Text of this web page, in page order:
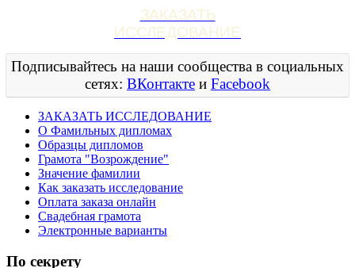
ЗАКАЗАТЬ
ИССЛЕДОВАНИЕ
Подписывайтесь на наши сообщества в социальных
сетях: ВКонтакте и Facebook
ЗАКАЗАТЬ ИССЛЕДОВАНИЕ
О Фамильных дипломах
Образцы дипломов
Грамота "Возрождение"
Значение фамилии
Как заказать исследование
Оплата заказа онлайн
Свадебная грамота
Электронные варианты
По секрету